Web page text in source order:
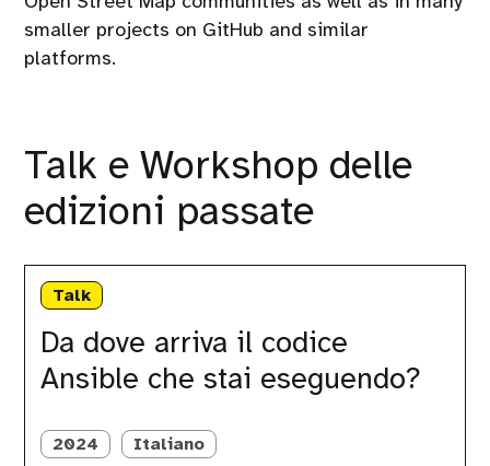
smaller projects on GitHub and similar
platforms.
Talk e Workshop delle
edizioni passate
Talk
Da dove arriva il codice
Ansible che stai eseguendo?
Da
dove
arriva
codice
Ansible
eseguendo?
2024 Italiano